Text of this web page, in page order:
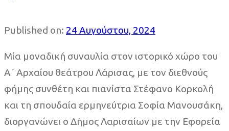
Published on: 24 Αυγούστου, 2024
Μία μοναδική συναυλία στον ιστορικό χώρο του
Α΄ Αρχαίου θεάτρου Λάρισας, με τον διεθνούς
φήμης συνθέτη και πιανίστα Στέφανο Κορκολή
και τη σπουδαία ερμηνεύτρια Σοφία Μανουσάκη,
διοργανώνει ο Δήμος Λαρισαίων με την Εφορεία